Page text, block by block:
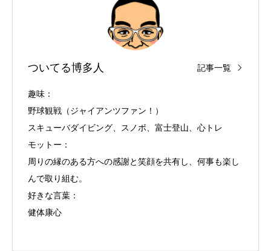
ついてる博多人 記事一覧
趣味：
野球観戦（ジャイアンツファン！）
スキューバダイビング、スノボ、富士登山、心トレ
モットー：
周りの縁のある方への感謝と笑顔を共有し、何事も楽し
んで取り組む。
好きな言葉：
健体康心